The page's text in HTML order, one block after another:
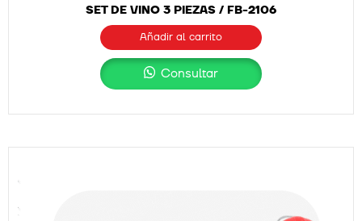
SET DE VINO 3 PIEZAS / FB-2106
Añadir al carrito
Consultar